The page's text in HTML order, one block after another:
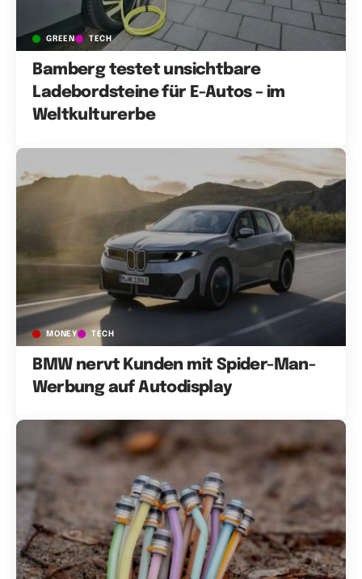
GREEN TECH
Bamberg testet unsichtbare
Ladebordsteine für E-Autos – im
Weltkulturerbe
MONEY TECH
BMW nervt Kunden mit Spider-Man-
Werbung auf Autodisplay